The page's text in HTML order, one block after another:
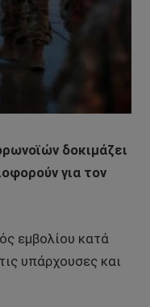
δοκιμάζει
για τον
εμβολίου κατά
υπάρχουσες και